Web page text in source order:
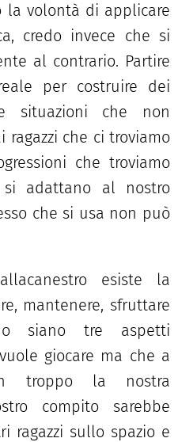
la volontà di applicare
credo invece che si
al contrario. Partire
per costruire dei
situazioni che non
ragazzi che ci troviamo
che troviamo
adattano al nostro
che si usa non può
esiste la
mantenere, sfruttare
siano tre aspetti
giocare ma che a
troppo la nostra
compito sarebbe
ragazzi sullo spazio e